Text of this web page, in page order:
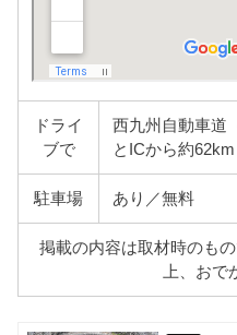
ドライ
ブで
西九州自動車道
とICから約62km
駐車場 あり／無料
掲載の内容は取材時のも
上、おで